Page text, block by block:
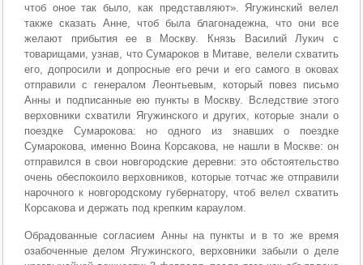
чтоб оное так было, как представляют». Ягужинский велел
также сказать Анне, чтоб была благонадежна, что они все
желают прибытия ее в Москву. Князь Василий Лукич с
товарищами, узнав, что Сумароков в Митаве, велели схватить
его, допросили и допросные его речи и его самого в оковах
отправили с генералом Леонтьевым, который повез письмо
Анны и подписанные ею пункты в Москву. Вследствие этого
верховники схватили Ягужинского и других, которые знали о
поездке Сумарокова: но одного из знавших о поездке
Сумарокова, именно Воина Корсакова, не нашли в Москве: он
отправился в свои новгородские деревни: это обстоятельство
очень обеспокоило верховников, которые тотчас же отправили
нарочного к новгородскому губернатору, чтоб велел схватить
Корсакова и держать под крепким караулом.
Обрадованные согласием Анны на пункты и в то же время
озабоченные делом Ягужинского, верховники забыли о деле